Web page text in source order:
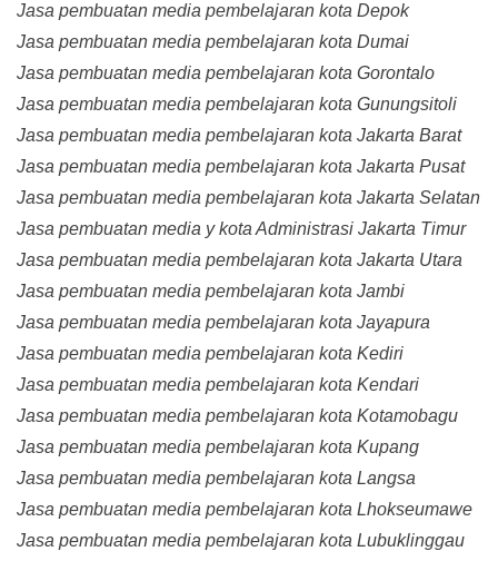
Jasa pembuatan media pembelajaran kota Depok
Jasa pembuatan media pembelajaran kota Dumai
Jasa pembuatan media pembelajaran kota Gorontalo
Jasa pembuatan media pembelajaran kota Gunungsitoli
Jasa pembuatan media pembelajaran kota Jakarta Barat
Jasa pembuatan media pembelajaran kota Jakarta Pusat
Jasa pembuatan media pembelajaran kota Jakarta Selatan
Jasa pembuatan media y kota Administrasi Jakarta Timur
Jasa pembuatan media pembelajaran kota Jakarta Utara
Jasa pembuatan media pembelajaran kota Jambi
Jasa pembuatan media pembelajaran kota Jayapura
Jasa pembuatan media pembelajaran kota Kediri
Jasa pembuatan media pembelajaran kota Kendari
Jasa pembuatan media pembelajaran kota Kotamobagu
Jasa pembuatan media pembelajaran kota Kupang
Jasa pembuatan media pembelajaran kota Langsa
Jasa pembuatan media pembelajaran kota Lhokseumawe
Jasa pembuatan media pembelajaran kota Lubuklinggau